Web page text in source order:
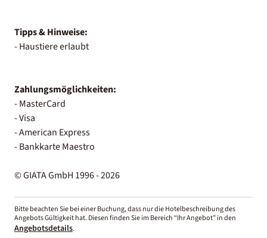
Tipps & Hinweise:
- Haustiere erlaubt
Zahlungsmöglichkeiten:
- MasterCard
- Visa
- American Express
- Bankkarte Maestro
© GIATA GmbH 1996 - 2026
Bitte beachten Sie bei einer Buchung, dass nur die Hotelbeschreibung des
Angebots Gültigkeit hat. Diesen finden Sie im Bereich “Ihr Angebot” in den
Angebotsdetails.